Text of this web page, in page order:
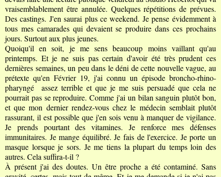
vraisemblablement être annulée. Quelques répétitions de prévues.
Des castings. J'en saurai plus ce weekend. Je pense évidemment à
tous mes camarades qui devaient se produire dans ces prochains
jours. Surtout aux plus jeunes.
Quoiqu'il en soit, je me sens beaucoup moins vaillant qu'au
printemps. Et je ne suis pas certain d'avoir été très prudent ces
dernières semaines, un peu dans le déni de cette nouvelle vague, au
prétexte qu'en Février 19, j'ai connu un épisode broncho-rhino-
pharyngé assez terrible et que je me suis persuadé que cela ne
pourrait pas se reproduire. Comme j'ai un bilan sanguin plutôt bon,
et que mon dernier rendez-vous chez le médecin semblait plutôt
rassurant, il est possible que j'en sois venu à manquer de vigilance.
Je prends pourtant des vitamines. Je renforce mes défenses
immunitaires. Je mange équilibré. Je fais de l'exercice. Je porte un
masque lorsque je sors. Je me tiens la plupart du temps loin des
autres. Cela suffira-t-il ?
À présent j'ai des doutes. Un être proche a été contaminé. Sans